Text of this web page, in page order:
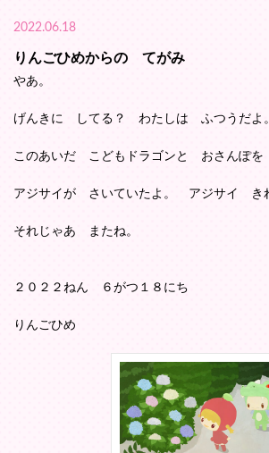
2022.06.18
りんごひめからの てがみ
やあ。
げんきに してる？ わたしは ふつうだよ。
このあいだ こどもドラゴンと おさんぽを
アジサイが さいていたよ。 アジサイ きれ
それじゃあ またね。
２０２２ねん ６がつ１８にち
りんごひめ